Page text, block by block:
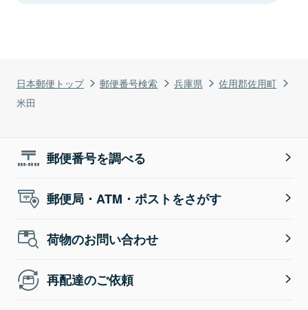
日本郵便トップ 郵便番号検索 兵庫県
佐用郡佐用町
米田
郵便番号を調べる
郵便局・ATM・ポストをさがす
荷物のお問い合わせ
再配達のご依頼